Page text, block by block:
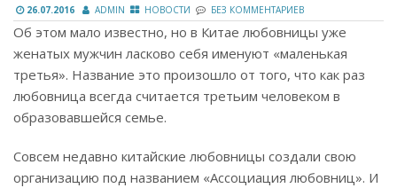
26.07.2016 ADMIN НОВОСТИ БЕЗ КОММЕНТАРИЕВ
Об этом мало известно, но в Китае любовницы уже
женатых мужчин ласково себя именуют «маленькая
третья». Название это произошло от того, что как раз
любовница всегда считается третьим человеком в
образовавшейся семье.
Совсем недавно китайские любовницы создали свою
организацию под названием «Ассоциация любовниц». И